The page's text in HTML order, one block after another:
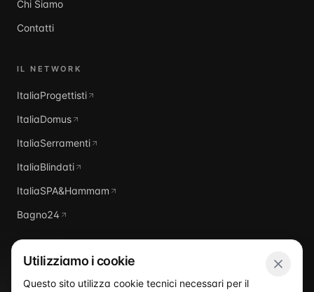
Chi Siamo
Contatti
IL NETWORK
ItaliaProgettisti
ItaliaDomus
ItaliaSerramenti
ItaliaBlindati
ItaliaSPA&Hammam
Bagno24
Utilizziamo i cookie
Questo sito utilizza cookie tecnici necessari per il